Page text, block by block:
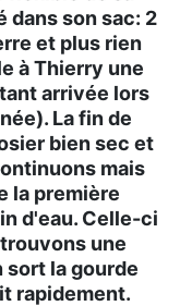
dans son sac: 2
et plus rien
à Thierry une
arrivée lors
La fin de
bien sec et
mais
la première
d'eau. Celle-ci
une
sort la gourde
rapidement.